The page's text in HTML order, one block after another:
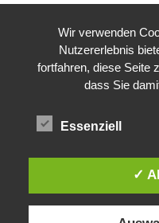
Wir verwenden
Nutzererlebnis
fortfahren, diese Seite
dass Sie
Essenziell
✓